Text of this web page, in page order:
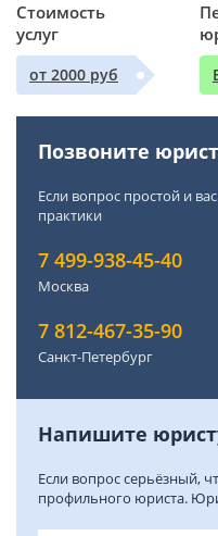
Стоимость
услуг
от 2000 руб
Позвоните
Если вопрос простой и
практики
7 499-938-45-40
Москва
7 812-467-35-90
Санкт-Петербург
Напишите
Если вопрос серьёзный,
профильного юриста.